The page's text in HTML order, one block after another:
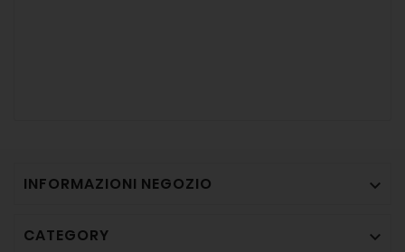
INFORMAZIONI NEGOZIO 
CATEGORY 